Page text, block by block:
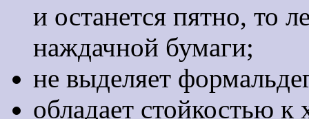
и останется пятно, то
наждачной бумаги;
не выделяет
обладает стойкостью